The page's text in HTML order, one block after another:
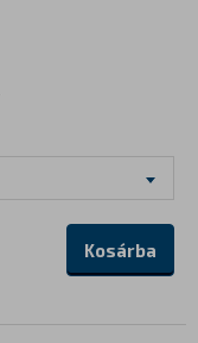
Kosárba